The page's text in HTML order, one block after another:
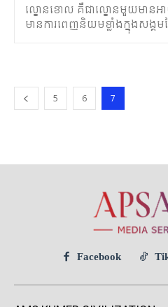
ល្ខោនខោល គឺជាល្ខោនមួយមាន
មានការពេញនិយមខ្លាំងក្នុងសង្គ
5 6 7
Facebook